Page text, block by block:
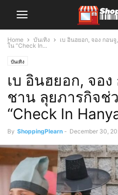
Home บันเทิง
เบ อินฮยอก, จอง กอน
ใน “Check In...
บันเทิง
เบ อินฮยอก, จอ
ชาน ลุยภารกิจช่
“Check In
By ShoppingPlearn - December 30,